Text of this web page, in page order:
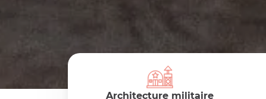
Architecture militaire